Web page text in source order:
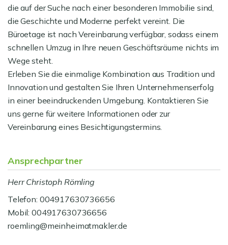
die auf der Suche nach einer besonderen Immobilie sind,
die Geschichte und Moderne perfekt vereint. Die
Büroetage ist nach Vereinbarung verfügbar, sodass einem
schnellen Umzug in Ihre neuen Geschäftsräume nichts im
Wege steht.
Erleben Sie die einmalige Kombination aus Tradition und
Innovation und gestalten Sie Ihren Unternehmenserfolg
in einer beeindruckenden Umgebung. Kontaktieren Sie
uns gerne für weitere Informationen oder zur
Vereinbarung eines Besichtigungstermins.
Ansprechpartner
Herr Christoph Römling
Telefon: 004917630736656
Mobil: 004917630736656
roemling@meinheimatmakler.de